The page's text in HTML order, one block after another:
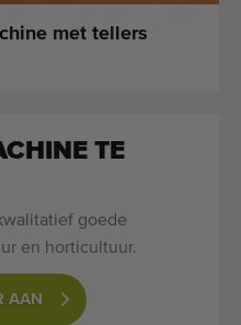
met tellers
TE
goede
en horticultuur.
AAN